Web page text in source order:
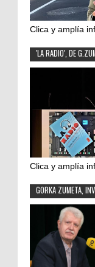
Clica y amplía
'LA RADIO', DE
Clica y amplía
GORKA ZUMETA,